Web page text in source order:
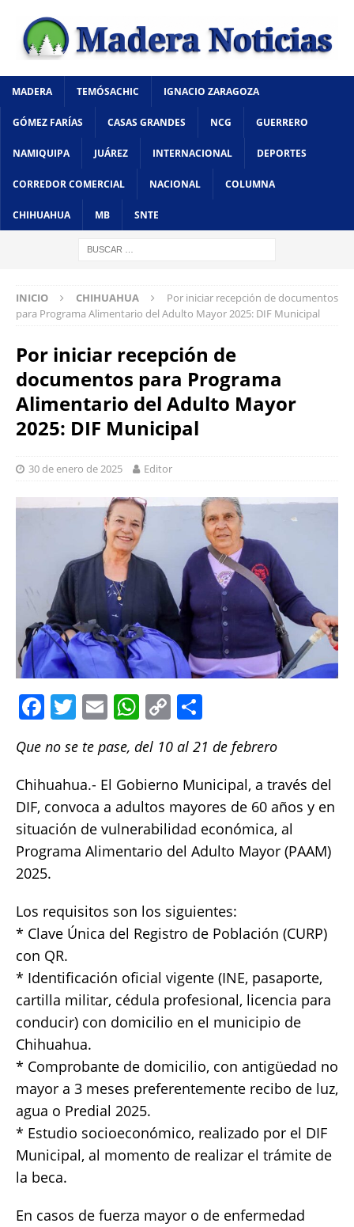
MADERA TEMÓSACHIC IGNACIO ZARAGOZA
GÓMEZ FARÍAS CASAS GRANDES NCG GUERRERO
NAMIQUIPA JUÁREZ INTERNACIONAL DEPORTES
CORREDOR COMERCIAL NACIONAL COLUMNA
CHIHUAHUA MB SNTE
INICIO CHIHUAHUA
Por iniciar recepción de documentos
para Programa Alimentario del Adulto Mayor 2025: DIF Municipal
Por iniciar recepción de
documentos para Programa
Alimentario del Adulto Mayor
2025: DIF Municipal
30 de enero de 2025 Editor
F
c
e
b
o
o
k
T
it
te
r
E
ai
l
W
h
at
s
A
p
p
C
p
y
Li
n
k
a
re
Que no se te pase, del 10 al 21 de febrero
Chihuahua.- El Gobierno Municipal, a través del
DIF, convoca a adultos mayores de 60 años y en
situación de vulnerabilidad económica, al
Programa Alimentario del Adulto Mayor (PAAM)
2025.
Los requisitos son los siguientes:
* Clave Única del Registro de Población (CURP)
con QR.
* Identificación oficial vigente (INE, pasaporte,
cartilla militar, cédula profesional, licencia para
conducir) con domicilio en el municipio de
Chihuahua.
* Comprobante de domicilio, con antigüedad no
mayor a 3 meses preferentemente recibo de luz,
agua o Predial 2025.
* Estudio socioeconómico, realizado por el DIF
Municipal, al momento de realizar el trámite de
la beca.
En casos de fuerza mayor o de enfermedad